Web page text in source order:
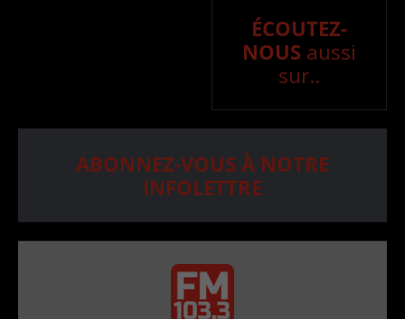
ÉCOUTEZ-
NOUS aussi
sur..
ABONNEZ-VOUS À NOTRE
INFOLETTRE